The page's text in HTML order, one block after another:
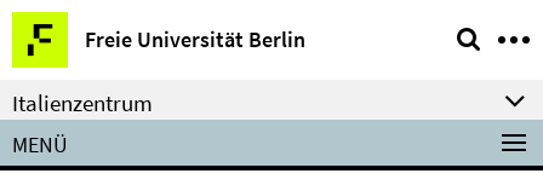
Springe
direkt
zu
Inhalt
Freie Universität Berlin
Service-
Navigation
Italienzentrum
MENÜ